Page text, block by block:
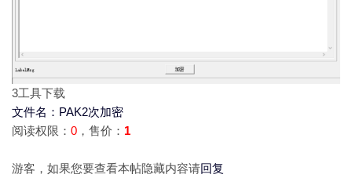
3工具下载
文件名：PAK2次加密
阅读权限： 0 ，售价： 1
游客，如果您要查看本帖隐藏内容请回复